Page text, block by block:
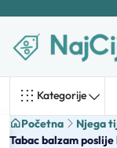
Kategorije
Početna Njega
Tabac balzam